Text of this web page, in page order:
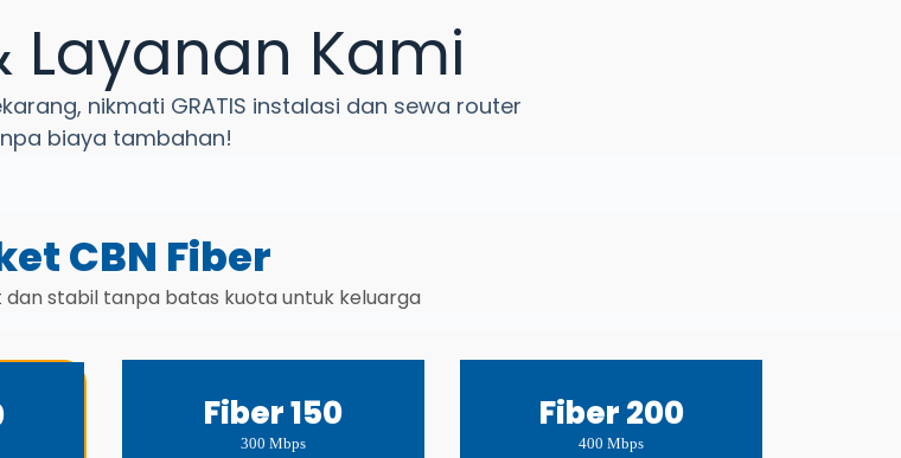
Layanan Kami
nikmati GRATIS instalasi dan sewa router
biaya tambahan!
CBN Fiber
stabil tanpa batas kuota untuk keluarga
Fiber 150
300 Mbps
Fiber 200
400 Mbps